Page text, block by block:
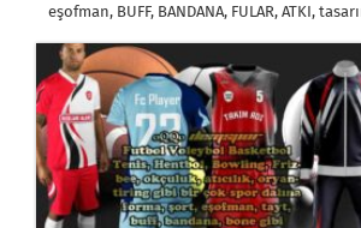
eşofman, BUFF, BANDANA, FULAR, ATKI,